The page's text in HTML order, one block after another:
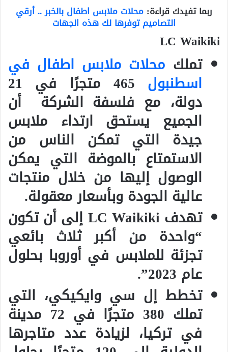
ربما تفيدك قراءة: محلات ملابس اطفال بالخبر .. أرقي
التصاميم توفرها لك هذه الجهات
LC Waikiki
تملك محلات ملابس اطفال في
اسطنبول 465 متجرًا في 21
دولة، مع فلسفة الشركة أن
الجميع يستحق ارتداء ملابس
جيدة التي تمكن الناس من
الاستمتاع بالموضة التي يمكن
الوصول إليها من خلال منتجات
عالية الجودة وبأسعار معقولة.
تهدف LC Waikiki إلى أن تكون
“واحدة من أكبر ثلاث بائعي
تجزئة للملابس في أوروبا بحلول
عام 2023”.
تخطط إل سي وايكيكي، التي
تملك 380 متجرًا في 72 مدينة
في تركيا، لزيادة عدد متاجرها